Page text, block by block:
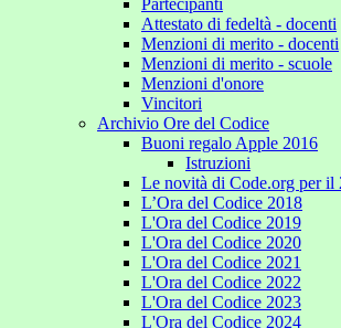
Partecipanti
Attestato di fedeltà - docenti
Menzioni di merito - docenti
Menzioni di merito - scuole
Menzioni d'onore
Vincitori
Archivio Ore del Codice
Buoni regalo Apple 2016
Istruzioni
Le novità di Code.org per il
L’Ora del Codice 2018
L'Ora del Codice 2019
L'Ora del Codice 2020
L'Ora del Codice 2021
L'Ora del Codice 2022
L'Ora del Codice 2023
L'Ora del Codice 2024